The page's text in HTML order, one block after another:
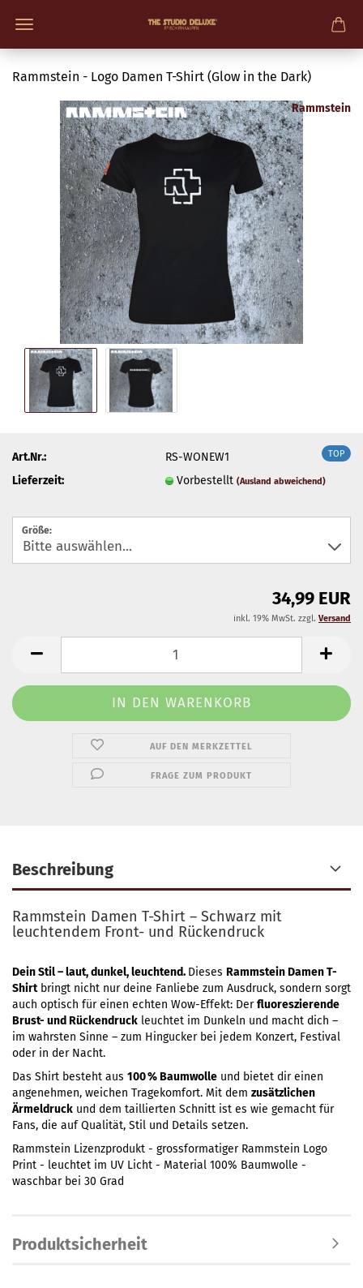
Rammstein - Logo Damen T-Shirt (Glow in the Dark)
Rammstein
TOP
Art.Nr.:
RS-WONEW1
Lieferzeit:
Vorbestellt(Ausland abweichend)
Größe:
34,99 EUR
inkl. 19% MwSt. zzgl. Versand
AUF DEN MERKZETTEL
FRAGE ZUM PRODUKT
Beschreibung
Rammstein Damen T-Shirt – Schwarz mit
leuchtendem Front- und Rückendruck
Dein Stil – laut, dunkel, leuchtend. Dieses Rammstein Damen T-
Shirtbringt nicht nur deine Fanliebe zum Ausdruck, sondern sorgt
auch optisch für einen echten Wow-Effekt: Derfluoreszierende
Brust- und Rückendruck leuchtet im Dunkeln und macht dich –
im wahrsten Sinne – zum Hingucker bei jedem Konzert, Festival
oder in der Nacht.
Das Shirt besteht aus 100 % Baumwolle und bietet dir einen
angenehmen, weichen Tragekomfort. Mit dem zusätzlichen
Ärmeldruck und dem taillierten Schnitt ist es wie gemacht für
Fans, die auf Qualität, Stil und Details setzen.
Rammstein Lizenzprodukt - grossformatiger Rammstein Logo
Print - leuchtet im UV Licht - Material 100% Baumwolle -
waschbar bei 30 Grad
Produktsicherheit